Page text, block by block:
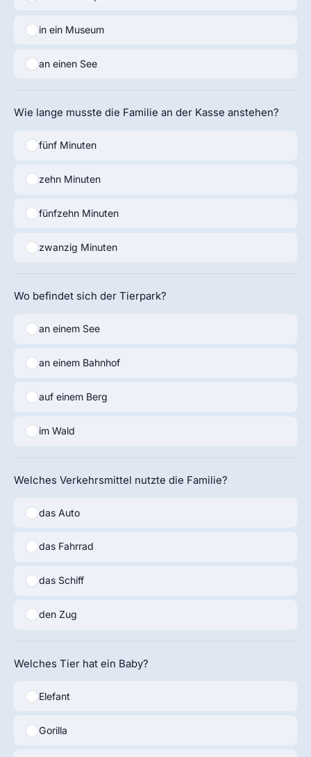
in ein Museum
an einen See
Wie lange musste die Familie an der Kasse anstehen?
fünf Minuten
zehn Minuten
fünfzehn Minuten
zwanzig Minuten
Wo befindet sich der Tierpark?
an einem See
an einem Bahnhof
auf einem Berg
im Wald
Welches Verkehrsmittel nutzte die Familie?
das Auto
das Fahrrad
das Schiff
den Zug
Welches Tier hat ein Baby?
Elefant
Gorilla